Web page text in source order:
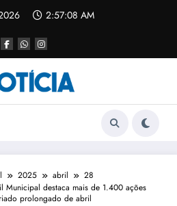
2:57:08 AM
2025 abril
28
Municipal destaca mais de 1.400 ações
prolongado de abril